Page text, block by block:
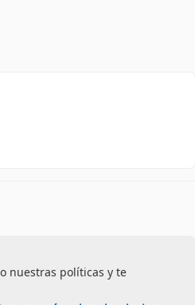
nuestras políticas y te